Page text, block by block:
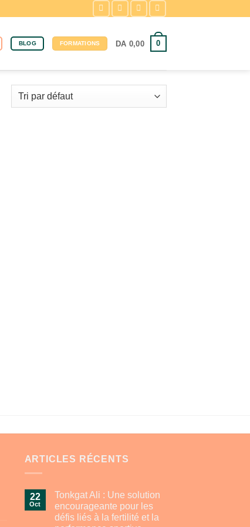
BLOG FORMATIONS DA 0,00 0
ARTICLES RÉCENTS
22
Oct
Tonkgat Ali : Une solution
encourageante pour les
défis liés à la fertilité et la